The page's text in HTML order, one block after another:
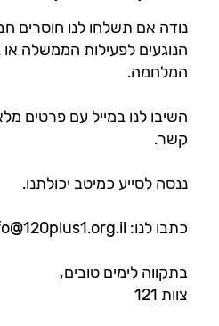
נודה אם תשלחו לנו חוסרים
הנוגעים לפעילות הממשלה או
המלחמה.
השיבו לנו במייל עם פרטים
קשר.
ננסה לסייע כמיטב יכולתנו.
כתבו לנו:
בתקווה לימים טובים,
צוות 121